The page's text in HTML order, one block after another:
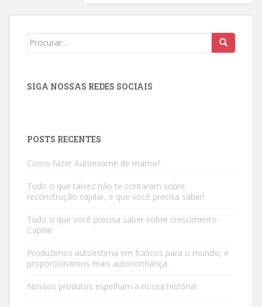
Search
SIGA NOSSAS REDES SOCIAIS
POSTS RECENTES
Como fazer Autoexame de mama?
Tudo o que talvez não te contaram sobre
reconstrução capilar, e que você precisa saber!
Tudo o que você precisa saber sobre crescimento
Capilar
Produzimos autoestima em frascos para o mundo, e
proporcionamos mais autoconfiança.
Nossos produtos espelham a nossa história!